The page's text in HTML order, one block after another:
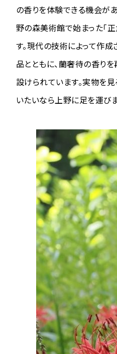
の香りを体験できる機会が
野の森美術館で始まった「
す。現代の技術によって作
品とともに、蘭奢待の香り
設けられています。実物を
いたいなら上野に足を運びま